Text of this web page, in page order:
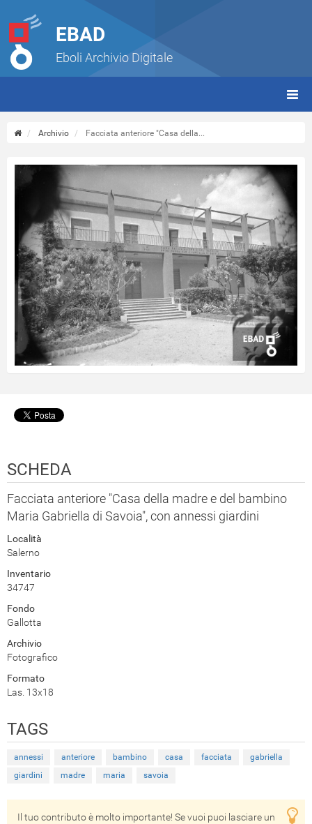
EBAD
Eboli Archivio Digitale
Archivio Facciata anteriore "Casa della...
SCHEDA
Facciata anteriore "Casa della madre e del bambino
Maria Gabriella di Savoia", con annessi giardini
Località
Salerno
Inventario
34747
Fondo
Gallotta
Archivio
Fotografico
Formato
Las. 13x18
TAGS
annessi anteriore bambino casa facciata
gabriella
giardini
madre maria savoia
Il tuo contributo è molto importante! Se vuoi puoi lasciare un